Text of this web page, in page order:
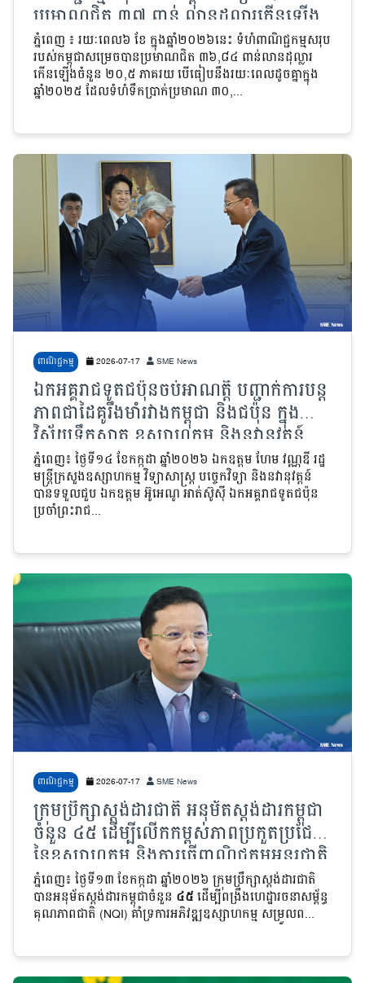
ប្រមាណជិត ៣៧ ពាន់ លានដុល្លារកើនឡើង
២០,៥ ភាគរយ បើធៀបនឹងរយៈពេលដូចគ្នា
ក្នុងឆ្នាំមុន
ភ្នំពេញ ៖ រយៈពេល៦ ខែ ក្នុងឆ្នាំ២០២៦នេះ ទំហំពាណិជ្ជកម្មសរុប
របស់កម្ពុជាសម្រេចបានប្រមាណជិត ៣៦,៨៤ ពាន់លានដុល្លារ
កើនឡើងចំនួន ២០,៥ ភាគរយ បើធៀបនឹងរយៈពេលដូចគ្នាក្នុង
ឆ្នាំ២០២៥ ដែលទំហំទឹកប្រាក់ប្រមាណ ៣០,...
ពាណិជ្ជកម្ម 2026-07-17 SME News
ឯកអគ្គរាជទូតជប៉ុនចប់អាណត្តិ បញ្ជាក់ការបន្ត
ភាពជាដៃគូរឹងមាំរវាងកម្ពុជា និងជប៉ុន ក្នុង
វិស័យទឹកស្អាត ឧស្សាហកម្ម និងនវានុវត្តន៍
ភ្នំពេញ៖ ថ្ងៃទី១៤ ខែកក្កដា ឆ្នាំ២០២៦ ឯកឧត្តម ហែម វណ្ណឌី រដ្ឋ
មន្ត្រីក្រសួងឧស្សាហកម្ម វិទ្យាសាស្ត្រ បច្ចេកវិទ្យា និងនវានុវត្តន៍
បានទទួលជួប ឯកឧត្តម អ៊ូអេណូ អាត់ស៊ូស៊ី ឯកអគ្គរាជទូតជប៉ុន
ប្រចាំព្រះរាជ...
ពាណិជ្ជកម្ម 2026-07-17 SME News
ក្រុមប្រឹក្សាស្តង់ដារជាតិ អនុម័តស្តង់ដារកម្ពុជា
ចំនួន ៤៥ ដើម្បីលើកកម្ពស់ភាពប្រកួតប្រជែង
នៃឧស្សាហកម្ម និងការធ្វើពាណិជ្ជកម្មអន្តរជាតិ
ភ្នំពេញ៖ ថ្ងៃទី១៣ ខែកក្កដា ឆ្នាំ២០២៦ ក្រុមប្រឹក្សាស្តង់ដារជាតិ
បានអនុម័តស្តង់ដារកម្ពុជាចំនួន ៤៥ដើម្បីពង្រឹងហេដ្ឋារចនាសម្ព័ន្ធ
គុណភាពជាតិ (NQI) គាំទ្រការអភិវឌ្ឍឧស្សាហកម្ម សម្រួលព...